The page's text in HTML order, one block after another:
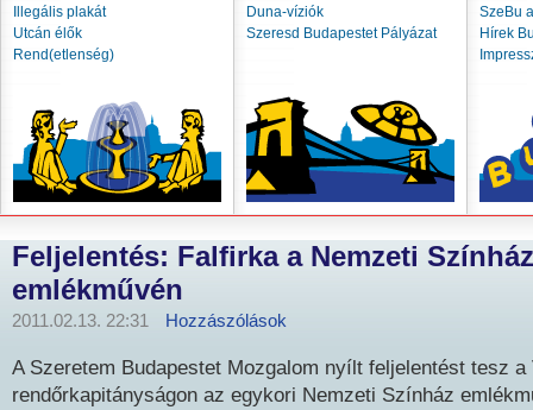
Illegális plakát
Utcán élők
Rend(etlenség)
Duna-víziók
Szeresd Budapestet Pályázat
SzeBu
Hírek
Feljelentés: Falfirka a Nemzeti Színház
emlékművén
2011.02.13. 22:31 Hozzászólások
A Szeretem Budapestet Mozgalom nyílt feljelentést tesz
rendőrkapitányságon az egykori Nemzeti Színház